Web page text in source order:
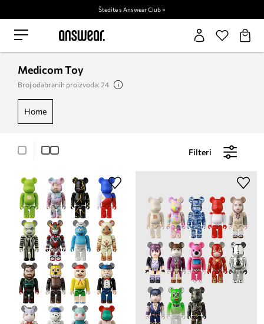
Štedite s Answear Club >
Medicom Toy
Broj odabranih proizvoda: 24
home
Filteri